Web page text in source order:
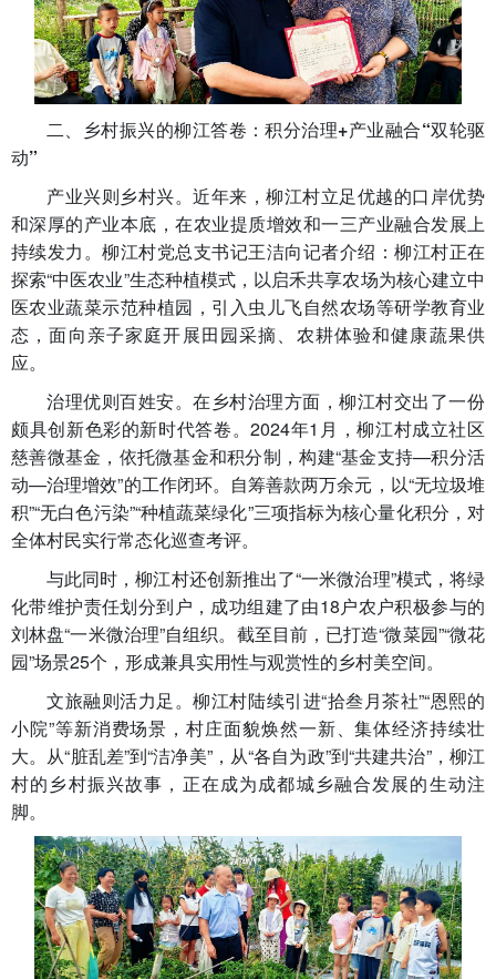
二、乡村振兴的柳江答卷：积分治理+产业融合“双轮驱
动”
产业兴则乡村兴。近年来，柳江村立足优越的口岸优势
和深厚的产业本底，在农业提质增效和一三产业融合发展上
持续发力。柳江村党总支书记王洁向记者介绍：柳江村正在
探索“中医农业”生态种植模式，以启禾共享农场为核心建立中
医农业蔬菜示范种植园，引入虫儿飞自然农场等研学教育业
态，面向亲子家庭开展田园采摘、农耕体验和健康蔬果供
应。
治理优则百姓安。在乡村治理方面，柳江村交出了一份
颇具创新色彩的新时代答卷。2024年1月，柳江村成立社区
慈善微基金，依托微基金和积分制，构建“基金支持—积分活
动—治理增效”的工作闭环。自筹善款两万余元，以“无垃圾堆
积”“无白色污染”“种植蔬菜绿化”三项指标为核心量化积分，对
全体村民实行常态化巡查考评。
与此同时，柳江村还创新推出了“一米微治理”模式，将绿
化带维护责任划分到户，成功组建了由18户农户积极参与的
刘林盘“一米微治理”自组织。截至目前，已打造“微菜园”“微花
园”场景25个，形成兼具实用性与观赏性的乡村美空间。
文旅融则活力足。柳江村陆续引进“拾叁月茶社”“恩熙的
小院”等新消费场景，村庄面貌焕然一新、集体经济持续壮
大。从“脏乱差”到“洁净美”，从“各自为政”到“共建共治”，柳江
村的乡村振兴故事，正在成为成都城乡融合发展的生动注
脚。